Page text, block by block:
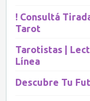
! Consultá
Tarot
Tarotistas |
Línea
Descubre Tu